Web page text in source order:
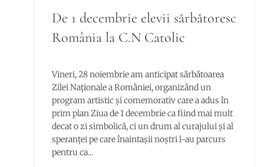
De 1 decembrie elevii sărbătoresc
România la C.N Catolic
Vineri, 28 noiembrie am anticipat sărbătoarea
Zilei Naționale a României, organizând un
program artistic și comemorativ care a adus în
prim plan Ziua de 1 decembrie ca fiind mai mult
decat o zi simbolică, ci un drum al curajului și al
speranței pe care înaintașii noștri l-au parcurs
pentru ca...